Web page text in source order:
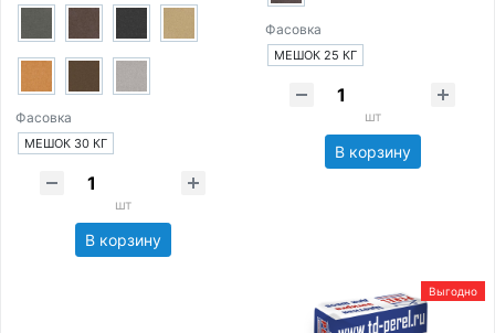
Фасовка
МЕШОК 30 КГ
шт
В корзину
Фасовка
МЕШОК 25 КГ
шт
В корзину
Выгодно